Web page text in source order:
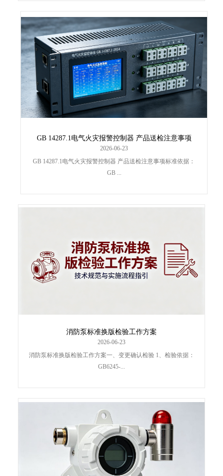
GB 14287.1电气火灾报警控制器 产品送检注意事项
2026-06-23
GB 14287.1电气火灾报警控制器 产品送检注意事项标准依据：
GB ...
消防泵标准换版检验工作方案
2026-06-23
消防泵标准换版检验工作方案一、变更确认检验 1、检验依据：
GB6245-...